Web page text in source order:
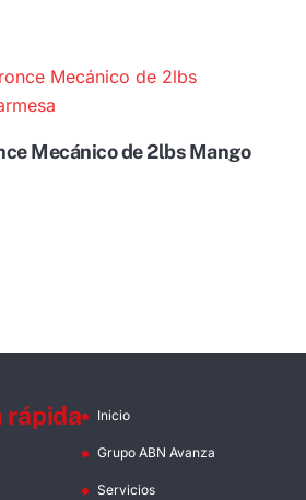
Mecánico de 2lbs Mango
rápida Inicio
Grupo ABN Avanza
Servicios